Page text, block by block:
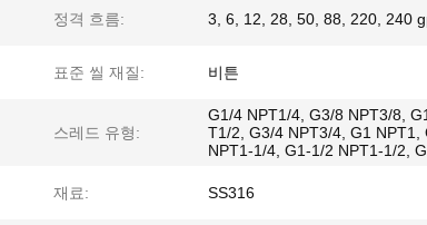
정격 흐름: 3, 6, 12, 28, 50, 88, 220, 240
표준 씰 재질: 비튼
스레드 유형:
G1/4 NPT1/4, G3/8 NPT3/8,
T1/2, G3/4 NPT3/4, G1 NPT1,
NPT1-1/4, G1-1/2 NPT1-1/2,
재료: SS316